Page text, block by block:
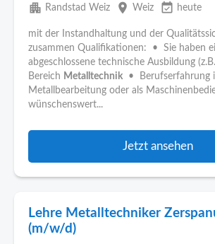
apartment Randstad Weiz place Weiz event_available heute
mit der Instandhaltung und der
zusammen Qualifikationen: • Sie haben
abgeschlossene technische Ausbildung (z.B.
Bereich Metalltechnik • Berufserfahrung
Metallbearbeitung oder als
wünschenswert...
Jetzt ansehen
Lehre Metalltechniker
(m/w/d)